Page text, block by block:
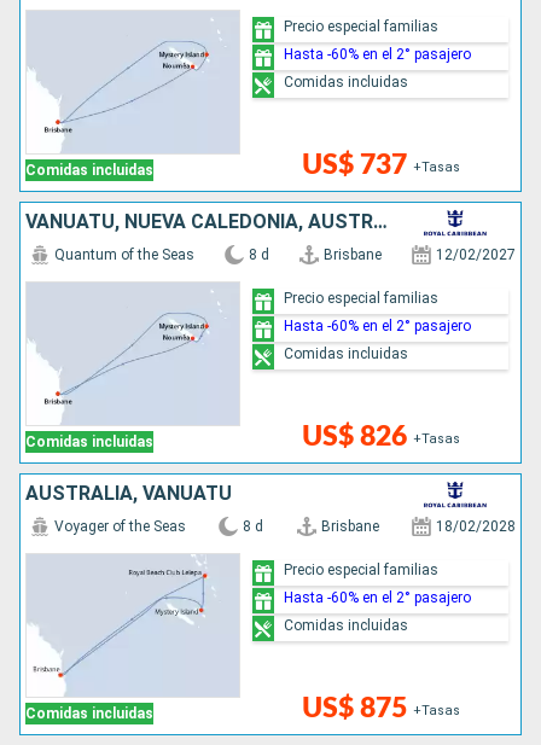
Comidas incluidas US$ 737 +Tasas
Precio especial familias
Hasta -60% en el 2° pasajero
Comidas incluidas
VANUATU, NUEVA CALEDONIA, AUSTRALIA
Comidas incluidas
Quantum of the Seas 8 d Brisbane 12/02/2027
US$ 826 +Tasas
Precio especial familias
Hasta -60% en el 2° pasajero
Comidas incluidas
AUSTRALIA, VANUATU
Comidas incluidas
Voyager of the Seas 8 d Brisbane 18/02/2028
US$ 875 +Tasas
Precio especial familias
Hasta -60% en el 2° pasajero
Comidas incluidas